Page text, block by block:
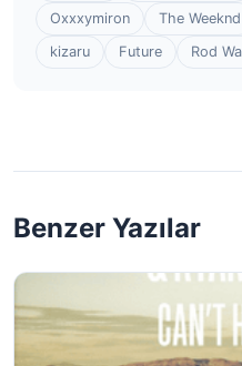
Oxxxymiron
The Weeknd
kizaru
Future Rod
Benzer Yazılar